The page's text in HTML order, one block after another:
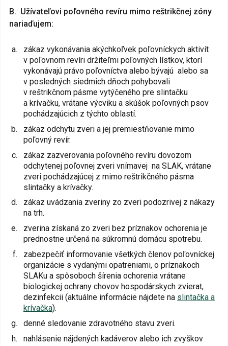
B. Užívateľovi poľovného revíru mimo reštrikčnej zóny
nariaďujem:
zákaz vykonávania akýchkoľvek poľovníckych aktivít
v poľovnom revíri držiteľmi poľovných lístkov, ktorí
vykonávajú právo poľovníctva alebo bývajú alebo sa
v posledných siedmich dňoch pohybovali
v reštrikčnom pásme vytýčeného pre slintačku
a krívačku, vrátane výcviku a skúšok poľovných psov
pochádzajúcich z týchto oblastí.
zákaz odchytu zveri a jej premiestňovanie mimo
poľovný revír.
zákaz zazverovania poľovného revíru dovozom
odchytenej poľovnej zveri vnímavej na SLAK, vrátane
zveri pochádzajúcej z mimo reštrikčného pásma
slintačky a krívačky.
zákaz uvádzania zveriny zo zveri podozrivej z nákazy
na trh.
zverina získaná zo zveri bez príznakov ochorenia je
prednostne určená na súkromnú domácu spotrebu.
zabezpečiť informovanie všetkých členov poľovníckej
organizácie s vydanými opatreniami, o príznakoch
SLAKu a spôsoboch šírenia ochorenia vrátane
biologickej ochrany chovov hospodárskych zvierat,
dezinfekcii (aktuálne informácie nájdete na slintačka a
krívačka).
denné sledovanie zdravotného stavu zveri.
nahlásenie nájdených kadáverov alebo ich zvyškov